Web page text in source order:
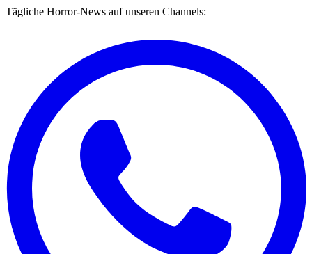
Tägliche Horror-News auf unseren Channels: